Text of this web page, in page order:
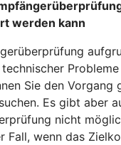
werden kann
Sie den Vorgang
Es gibt aber
nicht
Fall, wenn das